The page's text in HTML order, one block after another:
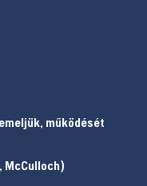
működését
McCulloch)